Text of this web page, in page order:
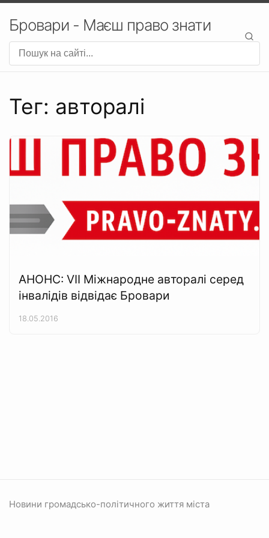
Бровари - Маєш право знати
Тег: авторалі
АНОНС: VII Міжнародне авторалі серед
інвалідів відвідає Бровари
18.05.2016
Новини громадсько-політичного життя міста